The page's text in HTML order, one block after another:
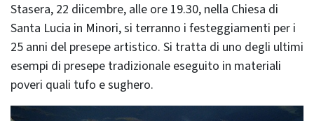
Stasera, 22 diicembre, alle ore 19.30, nella Chiesa di
Santa Lucia in Minori, si terranno i festeggiamenti per i
25 anni del presepe artistico. Si tratta di uno degli ultimi
esempi di presepe tradizionale eseguito in materiali
poveri quali tufo e sughero.